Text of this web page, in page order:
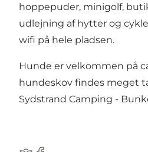
hoppepuder, minigolf,
udlejning af hytter og
wifi på hele pladsen.
Hunde er velkommen på
hundeskov findes meget
Sydstrand Camping -